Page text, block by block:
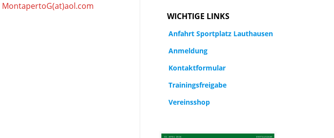
MontapertoG(at)aol.com
WICHTIGE LINKS
Anfahrt Sportplatz Lauthausen
Anmeldung
Kontaktformular
Trainingsfreigabe
Vereinsshop